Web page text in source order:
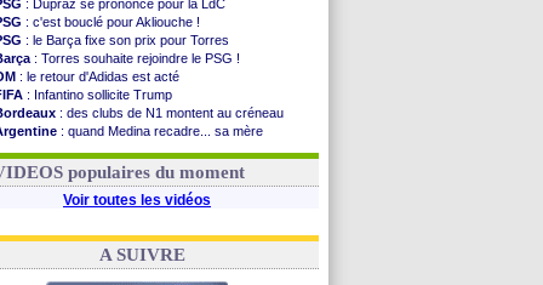
: Dupraz se prononce pour la LdC
: c'est bouclé pour Akliouche !
: le Barça fixe son prix pour Torres
: Torres souhaite rejoindre le PSG !
: le retour d'Adidas est acté
: Infantino sollicite Trump
: des clubs de N1 montent au créneau
: quand Medina recadre... sa mère
: Paixão attire un 2e club anglais
populaires du moment
Voir toutes les vidéos
A SUIVRE